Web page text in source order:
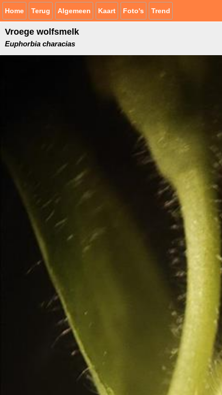
Home Terug Algemeen Kaart Foto's Trend
Vroege wolfsmelk
Euphorbia characias